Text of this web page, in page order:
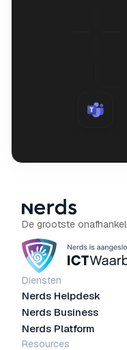
De grootste
Diensten
Nerds Helpdesk
Nerds Business
Nerds Platform
Resources